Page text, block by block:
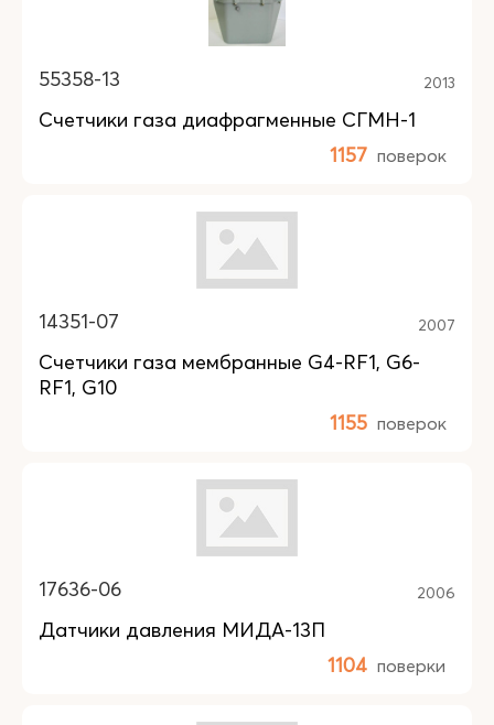
55358-13 2013
Счетчики газа диафрагменные СГМН-1
1157 поверок
14351-07 2007
Счетчики газа мембранные G4-RF1, G6-
RF1, G10
1155 поверок
17636-06 2006
Датчики давления МИДА-13П
1104 поверки